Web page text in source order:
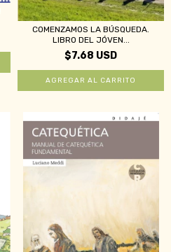
COMENZAMOS LA BÚSQUEDA.
LIBRO DEL JÓVEN...
$7.68 USD